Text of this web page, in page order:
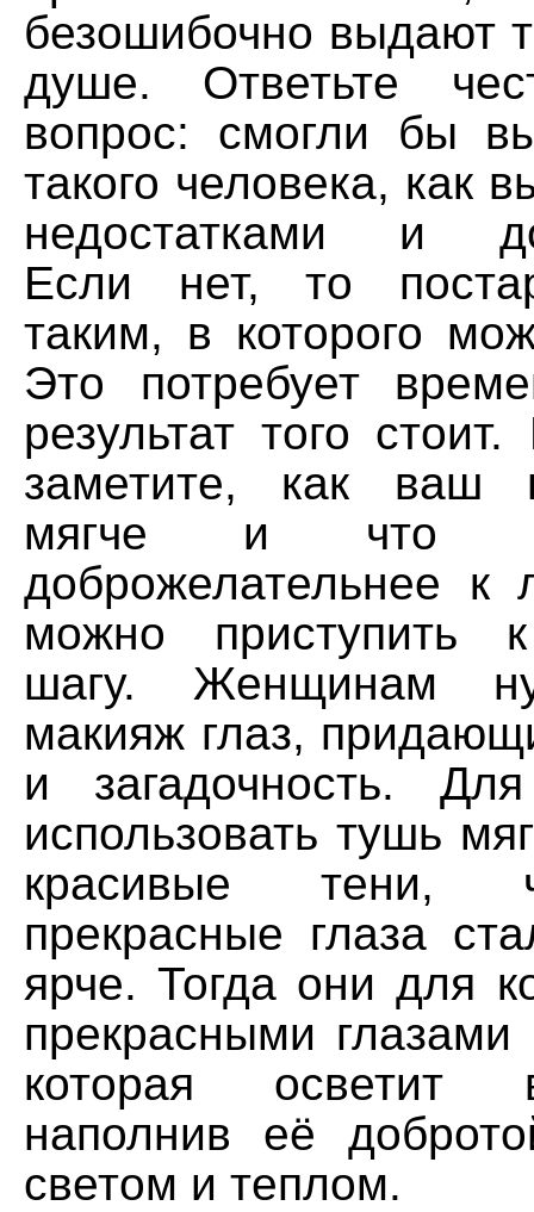
безошибочно выдают
душе. Ответьте
вопрос: смогли бы
такого человека, как
недостатками и
Если нет, то
таким, в которого
Это потребует
результат того
заметите, как ваш
мягче и что
доброжелательнее к
можно приступить
шагу. Женщинам
макияж глаз,
и загадочность.
использовать тушь
красивые тени,
прекрасные глаза
ярче. Тогда они для
прекрасными глазами
которая осветит
наполнив её
светом и теплом.